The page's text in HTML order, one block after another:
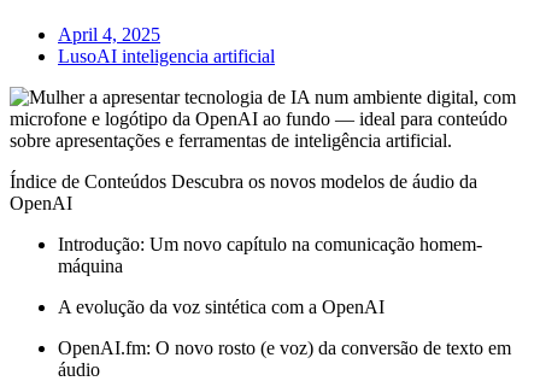
April 4, 2025
LusoAI inteligencia artificial
Índice de Conteúdos Descubra os novos modelos de áudio da
OpenAI
Introdução: Um novo capítulo na comunicação homem-
máquina
A evolução da voz sintética com a OpenAI
OpenAI.fm: O novo rosto (e voz) da conversão de texto em
áudio